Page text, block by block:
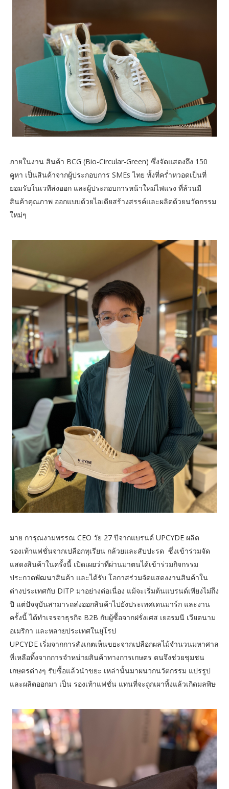
ภายในงาน สินค้า BCG (Bio-Circular-Green) ซึ่งจัดแสดงถึง 150
คูหา เป็นสินค้าจากผู้ประกอบการ SMEs ไทย ทั้งที่คร่ำหวอดเป็นที่
ยอมรับในเวทีส่งออก และผู้ประกอบการหน้าใหม่ไฟแรง ที่ล้วนมี
สินค้าคุณภาพ ออกแบบด้วยไอเดียสร้างสรรค์และผลิตด้วยนวัตกรรม
ใหม่ๆ
มาย การุณงามพรรณ CEO วัย 27 ปีจากแบรนด์ UPCYDE ผลิต
รองเท้าแฟชั่นจากเปลือกทุเรียน กล้วยและสับปะรด ซึ่งเข้าร่วมจัด
แสดงสินค้าในครั้งนี้ เปิดเผยว่าที่ผ่านมาตนได้เข้าร่วมกิจกรรม
ประกวดพัฒนาสินค้า และได้รับ โอกาสร่วมจัดแสดงงานสินค้าใน
ต่างประเทศกับ DITP มาอย่างต่อเนื่อง แม้จะเริ่มต้นแบรนด์เพียงไม่ถึง
ปี แต่ปัจจุบันสามารถส่งออกสินค้าไปยังประเทศเดนมาร์ก และงาน
ครั้งนี้ ได้ทำเจรจาธุรกิจ B2B กับผู้ซื้อจากฝรั่งเศส เยอรมนี เวียดนาม
อเมริกา และหลายประเทศในยุโรป
UPCYDE เริ่มจากการสังเกตเห็นขยะจากเปลือกผลไม้จำนวนมหาศาล
ที่เหลือทิ้งจากการจำหน่ายสินค้าทางการเกษตร ตนจึงช่วยชุมชน
เกษตรต่างๆ รับซื้อแล้วนำขยะ เหล่านั้นมาผนวกนวัตกรรม แปรรูป
และผลิตออกมา เป็น รองเท้าแฟชั่น แทนที่จะถูกเผาทิ้งแล้วเกิดมลพิษ